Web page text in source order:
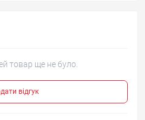
товар ще не було.
відгук